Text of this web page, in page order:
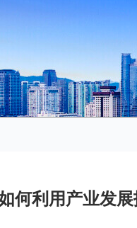
何利用产业发